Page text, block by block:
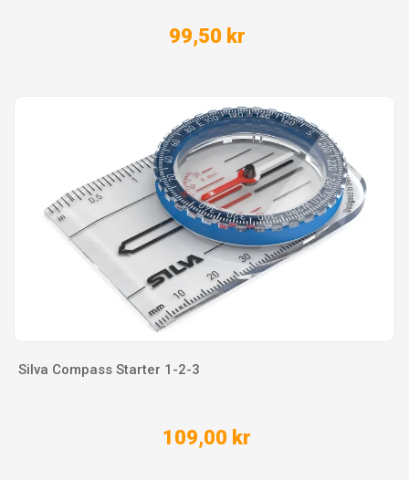
99,50 kr
Silva Compass Starter 1-2-3
109,00 kr